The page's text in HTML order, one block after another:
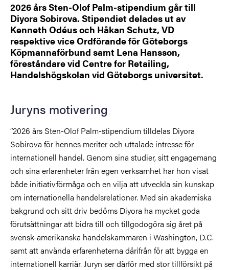
2026 års Sten-Olof Palm-stipendium går till
Diyora Sobirova. Stipendiet delades ut av
Kenneth Odéus och Håkan Schutz, VD
respektive vice Ordförande för Göteborgs
Köpmannaförbund samt Lena Hansson,
föreståndare vid Centre for Retailing,
Handelshögskolan vid Göteborgs universitet.
Juryns motivering
”2026 års Sten-Olof Palm-stipendium tilldelas Diyora
Sobirova för hennes meriter och uttalade intresse för
internationell handel. Genom sina studier, sitt engagemang
och sina erfarenheter från egen verksamhet har hon visat
både initiativförmåga och en vilja att utveckla sin kunskap
om internationella handelsrelationer. Med sin akademiska
bakgrund och sitt driv bedöms Diyora ha mycket goda
förutsättningar att bidra till och tillgodogöra sig året på
svensk-amerikanska handelskammaren i Washington, D.C.
samt att använda erfarenheterna därifrån för att bygga en
internationell karriär. Juryn ser därför med stor tillförsikt på